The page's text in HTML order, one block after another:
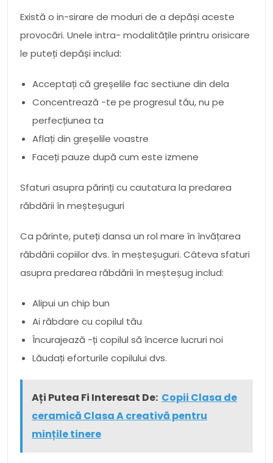
Există o in-sirare de moduri de a depăși aceste
provocări. Unele intra- modalitățile printru orisicare
le puteți depăși includ:
Acceptați că greșelile fac sectiune din dela
Concentrează -te pe progresul tău, nu pe
perfecțiunea ta
Aflați din greșelile voastre
Faceți pauze după cum este izmene
Sfaturi asupra părinți cu cautatura la predarea
răbdării în meșteșuguri
Ca părinte, puteți dansa un rol mare în învățarea
răbdării copiilor dvs. în meșteșuguri. Câteva sfaturi
asupra predarea răbdării în meșteșug includ:
Alipui un chip bun
Ai răbdare cu copilul tău
Încurajează -ți copilul să încerce lucruri noi
Lăudați eforturile copilului dvs.
Ați Putea Fi Interesat De: Copii Clasa de
ceramică Clasa A creativă pentru
mințile tinere